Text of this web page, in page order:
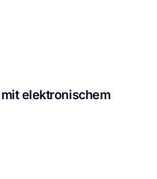
elektronischem